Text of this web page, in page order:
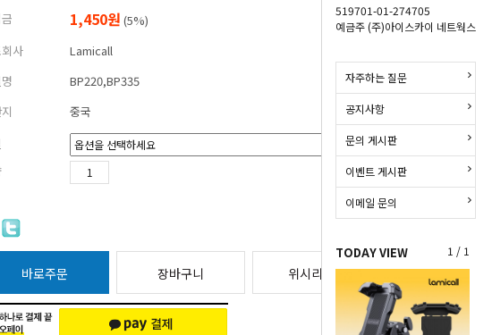
519701-01-274705
예금주 (주)아이스카이 네트웍스
자주하는 질문
공지사항
문의 게시판
이벤트 게시판
이메일 문의
TODAY VIEW 1 / 1
1,450원 (5%)
사
Lamicall
BP220,BP335
중국
바로주문 장바구니 위시리스트